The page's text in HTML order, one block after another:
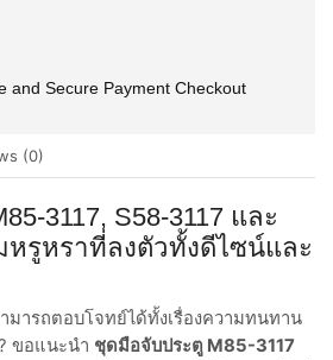
and Secure Payment Checkout
(0)
3117, S58-3117 และ
หรูหราที่ลงตัวทั้งดีไซน์และ
มารถตอบโจทย์ได้ทั้งเรื่องความทนทาน
ขอแนะนำ ชุดมือจับประตู M85-3117